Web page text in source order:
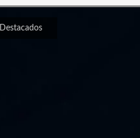
Destacados